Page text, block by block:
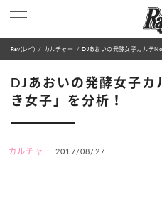
Ray(レイ) カルチャー DJあおいの発酵女子カルテ
DJあおいの発酵女子
き女子」を分析！
カルチャー 2017/08/27